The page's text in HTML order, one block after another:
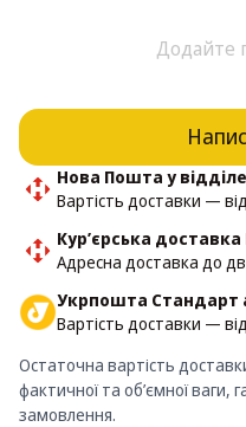
Додайте
Нова Пошта у
Вартість доставки —
Кур’єрська
Адресна доставка до
Укрпошта Стандарт
Вартість доставки —
Остаточна вартість
фактичної та об’ємної ваги,
замовлення.